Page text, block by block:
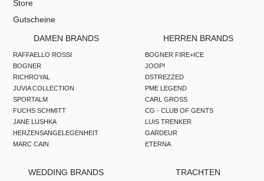
Store
Gutscheine
DAMEN BRANDS
RAFFAELLO ROSSI
BOGNER
RICHROYAL
JUVIA COLLECTION
SPORTALM
FUCHS SCHMITT
JANE LUSHKA
HERZENSANGELEGENHEIT
MARC CAIN
HERREN BRANDS
BOGNER FIRE+ICE
JOOP!
DSTREZZED
PME LEGEND
CARL GROSS
CG - CLUB OF GENTS
LUIS TRENKER
GARDEUR
ETERNA
WEDDING BRANDS TRACHTEN